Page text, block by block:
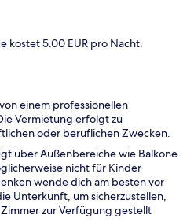
kostet 5.00 EUR pro Nacht.
einem professionellen
Vermietung erfolgt zu
oder beruflichen Zwecken.
über Außenbereiche wie Balkone
nicht für Kinder
wende dich am besten vor
Unterkunft, um sicherzustellen,
zur Verfügung gestellt